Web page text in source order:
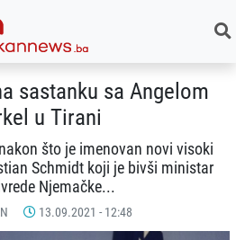
sastanku sa Angelom
u Tirani
što je imenovan novi visoki
Schmidt koji je bivši ministar
Njemačke...
13.09.2021 - 12:48